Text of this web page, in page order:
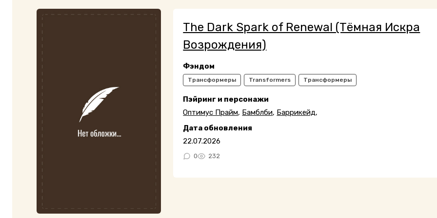
The Dark Spark of Renewal (Тёмная Искра
Возрождения)
Фэндом
Трансформеры Transformers Трансформеры
Пэйринг и персонажи
Оптимус Прайм, Бамблби, Баррикейд,
Дата обновления
22.07.2026
0 232